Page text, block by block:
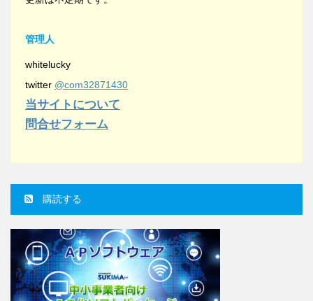
管理人
whitelucky
twitter @com32871430
当サイトについて
問合せフォーム
購読する